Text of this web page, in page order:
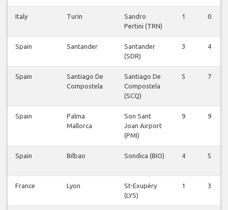
Italy Turin
Sandro
Pertini (TRN)
1 0
Spain Santander
Santander
(SDR)
3 4
Spain
Santiago De
Compostela
Santiago De
Compostela
(SCQ)
5 7
Spain
Palma
Mallorca
Son Sant
Joan Airport
(PMI)
9 9
Spain Bilbao Sondica (BIO) 4 5
France Lyon
St-Exupéry
(LYS)
1 3